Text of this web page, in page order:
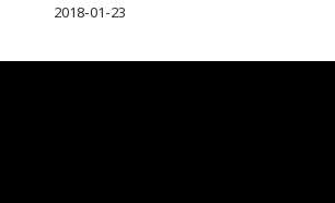
2018-01-23